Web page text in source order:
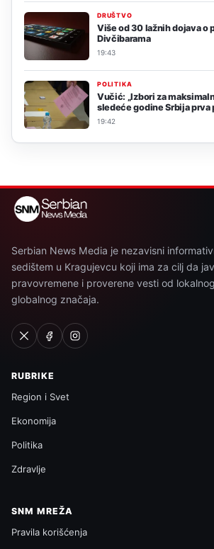
DRUŠTVO
Više od 30 lažnih dojava o
Divčibarama
19:43
POLITIKA
Vučić: „Izbori za
sledeće godine Srbija prva
19:42
Serbian News Media je nezavisni
sedištem u Kragujevcu koji ima za cilj da
pravovremene i proverene vesti od
globalnog značaja.
RUBRIKE
Region i Svet
Ekonomija
Politika
Zdravlje
SNM MREŽA
Pravila korišćenja